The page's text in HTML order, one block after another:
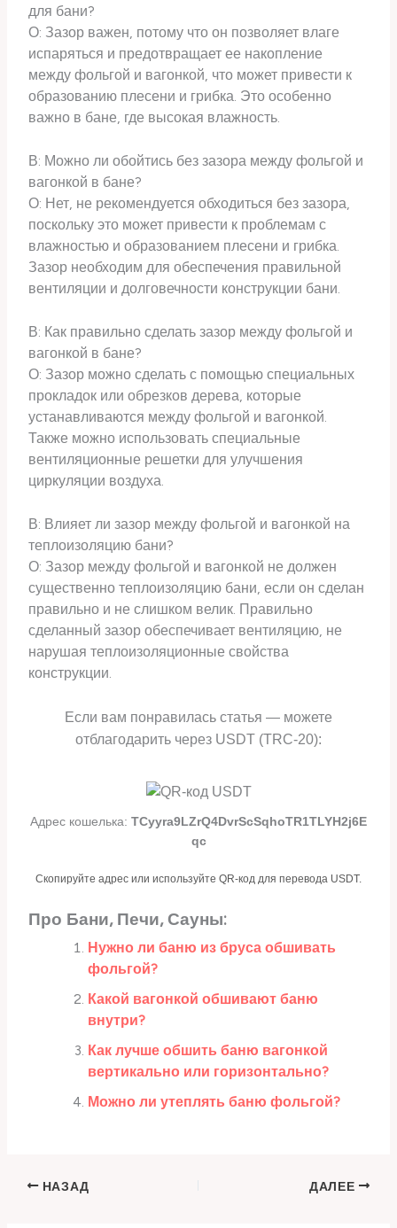
для бани?
О: Зазор важен, потому что он позволяет влаге
испаряться и предотвращает ее накопление
между фольгой и вагонкой, что может привести к
образованию плесени и грибка. Это особенно
важно в бане, где высокая влажность.
В: Можно ли обойтись без зазора между фольгой и
вагонкой в бане?
О: Нет, не рекомендуется обходиться без зазора,
поскольку это может привести к проблемам с
влажностью и образованием плесени и грибка.
Зазор необходим для обеспечения правильной
вентиляции и долговечности конструкции бани.
В: Как правильно сделать зазор между фольгой и
вагонкой в бане?
О: Зазор можно сделать с помощью специальных
прокладок или обрезков дерева, которые
устанавливаются между фольгой и вагонкой.
Также можно использовать специальные
вентиляционные решетки для улучшения
циркуляции воздуха.
В: Влияет ли зазор между фольгой и вагонкой на
теплоизоляцию бани?
О: Зазор между фольгой и вагонкой не должен
существенно теплоизоляцию бани, если он сделан
правильно и не слишком велик. Правильно
сделанный зазор обеспечивает вентиляцию, не
нарушая теплоизоляционные свойства
конструкции.
Если вам понравилась статья — можете
отблагодарить через USDT (TRC-20):
Адрес кошелька: TCyyra9LZrQ4DvrScSqhoTR1TLYH2j6E
qc
Скопируйте адрес или используйте QR-код для перевода USDT.
Про Бани, Печи, Сауны:
Нужно ли баню из бруса обшивать
фольгой?
Какой вагонкой обшивают баню
внутри?
Как лучше обшить баню вагонкой
вертикально или горизонтально?
Можно ли утеплять баню фольгой?
НАЗАД ДАЛЕЕ